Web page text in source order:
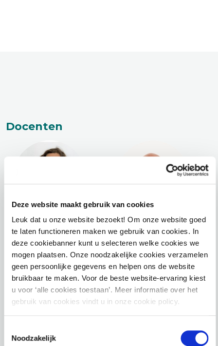
Deze website maakt gebruik van cookies
Leuk dat u onze website bezoekt! Om onze website goed
te laten functioneren maken we gebruik van cookies. In
deze cookiebanner kunt u selecteren welke cookies we
mogen plaatsen. Onze noodzakelijke cookies verzamelen
geen persoonlijke gegevens en helpen ons de website
bruikbaar te maken. Voor de beste website-ervaring kiest
u voor ‘alle cookies toestaan’. Meer informatie over het
gebruik van cookies vindt u in onze cookie policy.
Noodzakelijk
Docenten
Sanne Tonneijck
Manager slimme
energiecontracten en
local4local
Nick de Wilt
Manager
energiesystemen bij
Windunie
commerciële partijen